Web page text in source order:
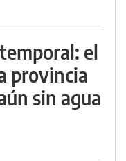
el
provincia
sin agua